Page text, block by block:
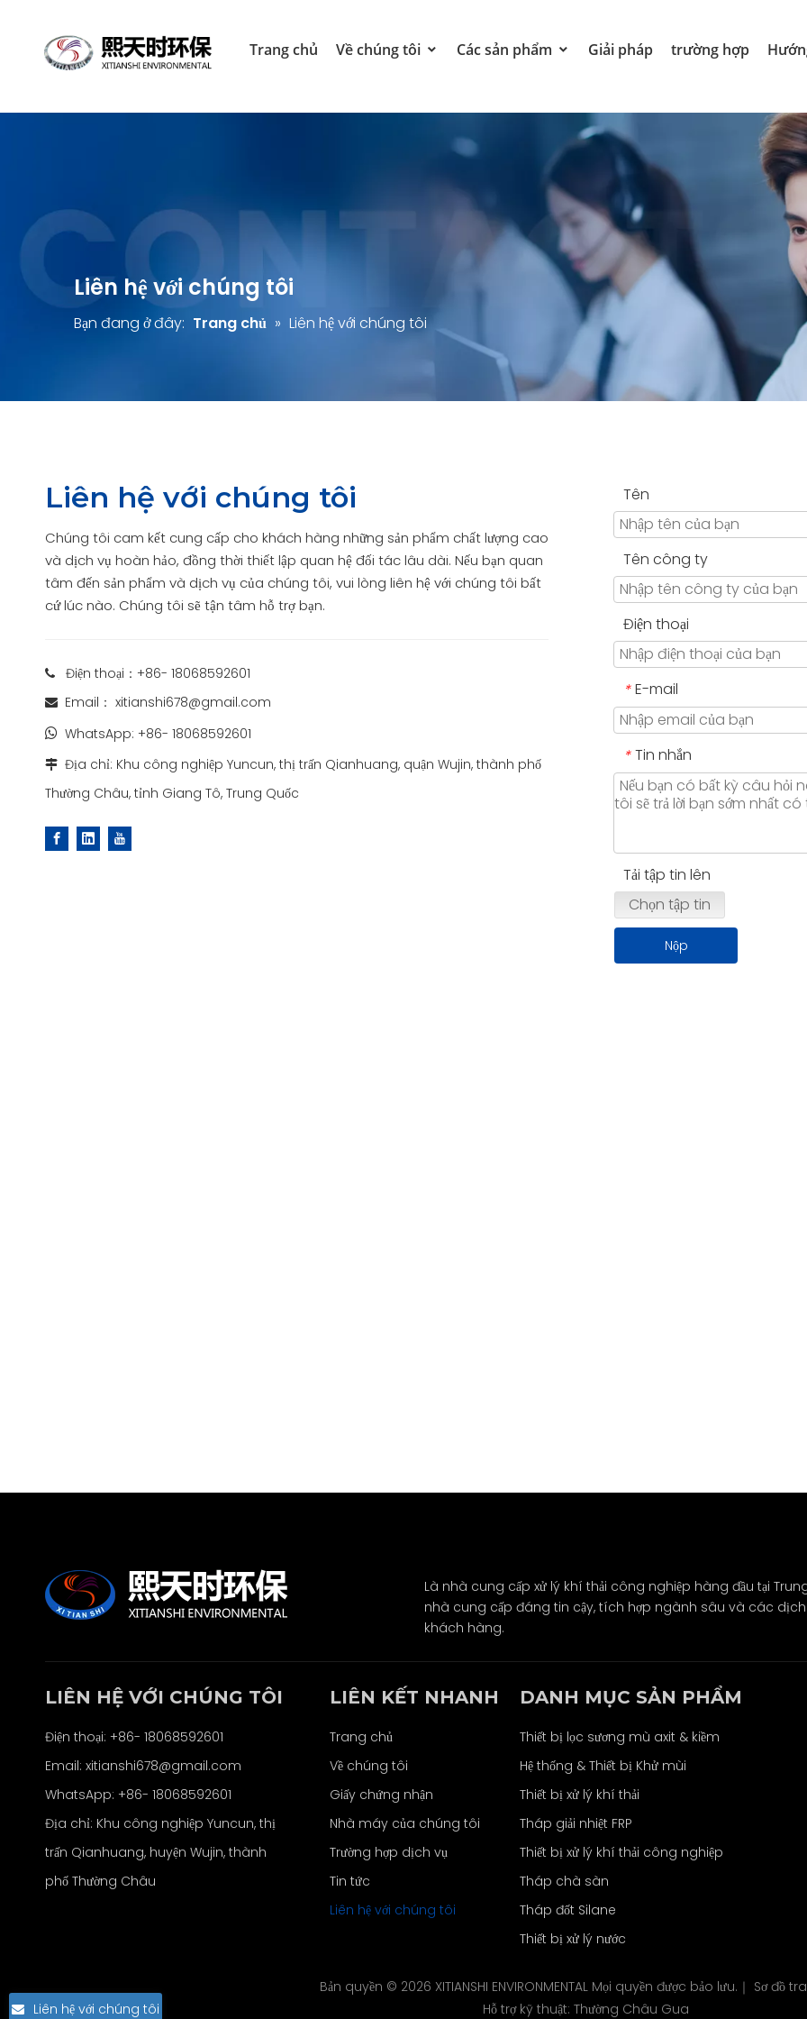
Trang chủ Về chúng tôi Các sản phẩm Giải pháp trường hợp
Liên hệ với chúng tôi
Bạn đang ở đây: Trang chủ » Liên hệ với chúng tôi
Liên hệ với chúng tôi
Chúng tôi cam kết cung cấp cho khách hàng những sản phẩm chất lượng cao
và dịch vụ hoàn hảo, đồng thời thiết lập quan hệ đối tác lâu dài. Nếu bạn quan
tâm đến sản phẩm và dịch vụ của chúng tôi, vui lòng liên hệ với chúng tôi bất
cứ lúc nào. Chúng tôi sẽ tận tâm hỗ trợ bạn.
 Điện thoại：+86- 18068592601
 Email： xitianshi678@gmail.com
 WhatsApp: +86- 18068592601
 Địa chỉ: Khu công nghiệp Yuncun, thị trấn Qianhuang, quận Wujin, thành phố
Thường Châu, tỉnh Giang Tô, Trung Quốc
Tên
Tên công ty
Điện thoại
* E-mail
* Tin nhắn
Tải tập tin lên
Chọn tập tin
Nộp
Là nhà cung cấp xử lý khí thải công nghiệp hàng đầu tại
nhà cung cấp đáng tin cậy, tích hợp ngành sâu và các
khách hàng.
LIÊN HỆ VỚI CHÚNG TÔI
Điện thoại: +86- 18068592601
Email: xitianshi678@gmail.com
WhatsApp: +86- 18068592601
Địa chỉ: Khu công nghiệp Yuncun, thị
trấn Qianhuang, huyện Wujin, thành
phố Thường Châu
LIÊN KẾT NHANH
Trang chủ
Về chúng tôi
Giấy chứng nhận
Nhà máy của chúng tôi
Trường hợp dịch vụ
Tin tức
Liên hệ với chúng tôi
DANH MỤC SẢN PHẨM
Thiết bị lọc sương mù axit & kiềm
Hệ thống & Thiết bị Khử mùi
Thiết bị xử lý khí thải
Tháp giải nhiệt FRP
Thiết bị xử lý khí thải công nghiệp
Tháp chà sàn
Tháp đốt Silane
Thiết bị xử lý nước
Liên hệ với chúng tôi
Bản quyền © 2026 XITIANSHI ENVIRONMENTAL Mọi quyền được bảo lưu.｜ Sơ đồ
Hỗ trợ kỹ thuật: Thường Châu Gua